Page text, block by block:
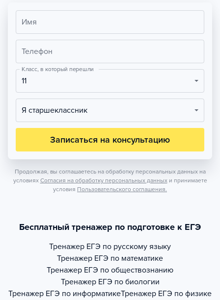
Имя
Телефон
Класс, в который перешли
11
Я старшеклассник
Записаться на консультацию
Продолжая, вы соглашаетесь на обработку персональных данных на
условиях Согласия на обработку персональных данных и принимаете
условия Пользовательского соглашения.
Бесплатный тренажер по подготовке к ЕГЭ
Тренажер ЕГЭ по русскому языку
Тренажер ЕГЭ по математике
Тренажер ЕГЭ по обществознанию
Тренажер ЕГЭ по биологии
Тренажер ЕГЭ по информатикеТренажер ЕГЭ по физике